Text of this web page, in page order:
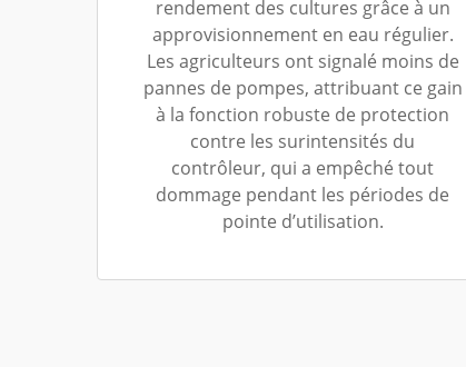
rendement des cultures grâce à un
approvisionnement en eau régulier.
Les agriculteurs ont signalé moins de
pannes de pompes, attribuant ce gain
à la fonction robuste de protection
contre les surintensités du
contrôleur, qui a empêché tout
dommage pendant les périodes de
pointe d’utilisation.